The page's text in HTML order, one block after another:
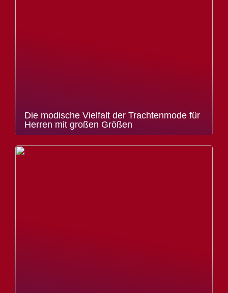
Die modische Vielfalt der Trachtenmode für
Herren mit großen Größen